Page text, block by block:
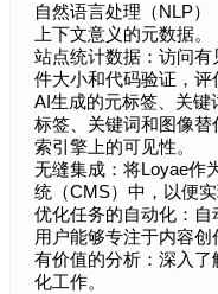
自然语言处理（NLP
上下文意义的元数据。
站点统计数据：访问
件大小和代码验证，评
AI生成的元标签、关
标签、关键词和图像
索引擎上的可见性。
无缝集成：将Loyae作
统（CMS）中，以便实
优化任务的自动化：
用户能够专注于内容创
有价值的分析：深入
化工作。